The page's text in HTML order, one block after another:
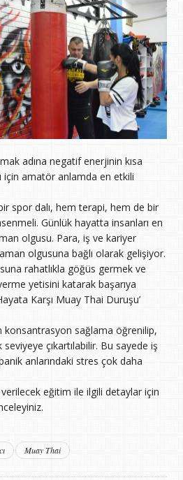
adına negatif enerjinin kısa
için amatör anlamda en etkili
spor dalı, hem terapi, hem de bir
Günlük hayatta insanları en
olgusu. Para, iş ve kariyer
olgusuna bağlı olarak gelişiyor.
rahatlıkla göğüs germek ve
yetisini katarak başarıya
Karşı Muay Thai Duruşu’
konsantrasyon sağlama öğrenilip,
çıkartılabilir. Bu sayede iş
anlarındaki stres çok daha
eğitim ile ilgili detaylar için
Muay Thai